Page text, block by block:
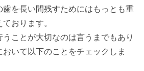
歯を長い間残すためにはもっとも重
おります。
ことが大切なのは言うまでもあり
いて以下のことをチェックしま